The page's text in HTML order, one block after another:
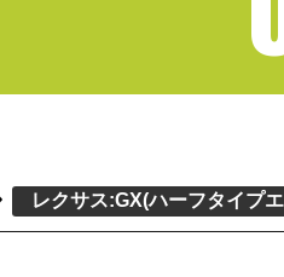
レクサス:GX(ハーフタイプ